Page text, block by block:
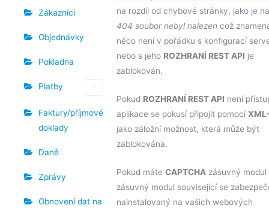
Zákazníci
Objednávky
Pokladna
Platby
Faktury/příjmové
doklady
Daně
Zprávy
Obnovení dat na
na rozdíl od chybové stránky, jako je
404 soubor nebyl nalezen což
něco není v pořádku s konfigurací
nebo s jeho ROZHRANÍ REST API je
zablokován.
Pokud ROZHRANÍ REST API není
aplikace se pokusí připojit pomocí
jako záložní možnost, která může být
zablokována.
Pokud máte CAPTCHA zásuvný modul
zásuvný modul související se
nainstalovaný na vašich webových